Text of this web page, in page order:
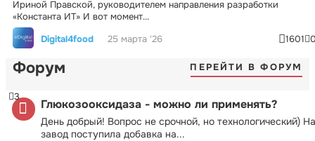
Ириной Правской, руководителем направления разработки
«Константа ИТ» И вот момент...
Digital4food
25 марта '26 1601
Форум ПЕРЕЙТИ В ФОРУМ
Глюкозооксидаза - можно ли применять?
День добрый! Вопрос не срочной, но технологический) На
завод поступила добавка на...
3